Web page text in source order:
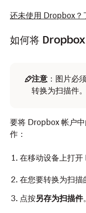
您可以剪裁、
如果需要，调整保
点按保存。
还未使用 Dropbox？
如何将 Dropbox
注意 ：图片必
转换为扫描件。
要将 Dropbox 帐户
作：
在移动设备上打开
在您要转换为扫
点按另存为扫描件。